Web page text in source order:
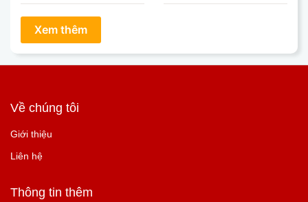
Về chúng tôi
Giới thiệu
Liên hệ
Thông tin thêm